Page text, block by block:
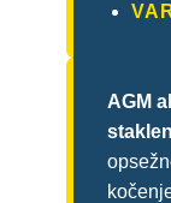
AGM